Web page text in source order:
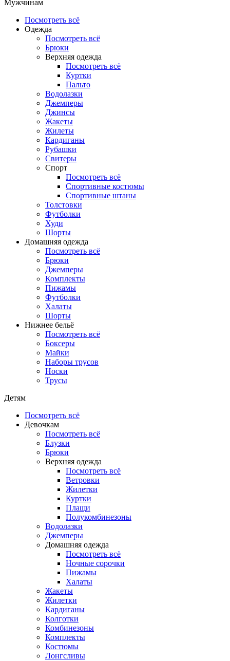
Мужчинам
Посмотреть всё
Одежда
Посмотреть всё
Брюки
Верхняя одежда
Посмотреть всё
Куртки
Пальто
Водолазки
Джемперы
Джинсы
Жакеты
Жилеты
Кардиганы
Рубашки
Свитеры
Спорт
Посмотреть всё
Спортивные костюмы
Спортивные штаны
Толстовки
Футболки
Худи
Шорты
Домашняя одежда
Посмотреть всё
Брюки
Джемперы
Комплекты
Пижамы
Футболки
Халаты
Шорты
Нижнее бельё
Посмотреть всё
Боксеры
Майки
Наборы трусов
Носки
Трусы
Детям
Посмотреть всё
Девочкам
Посмотреть всё
Блузки
Брюки
Верхняя одежда
Посмотреть всё
Ветровки
Жилетки
Куртки
Плащи
Полукомбинезоны
Водолазки
Джемперы
Домашняя одежда
Посмотреть всё
Ночные сорочки
Пижамы
Халаты
Жакеты
Жилетки
Кардиганы
Колготки
Комбинезоны
Комплекты
Костюмы
Лонгсливы